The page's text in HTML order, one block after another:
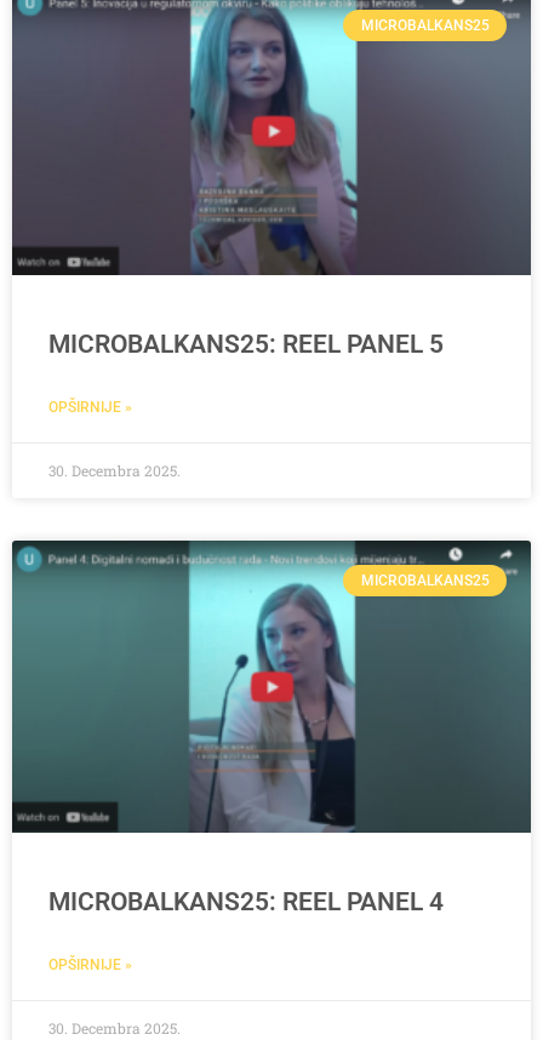
MICROBALKANS25
MICROBALKANS25: REEL PANEL 5
OPŠIRNIJE »
30. Decembra 2025.
MICROBALKANS25
MICROBALKANS25: REEL PANEL 4
OPŠIRNIJE »
30. Decembra 2025.